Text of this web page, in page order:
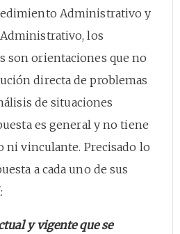
Administrativo y
los
son orientaciones que no
directa de problemas
de situaciones
es general y no tiene
ni vinculante. Precisado lo
a cada uno de sus
y vigente que se